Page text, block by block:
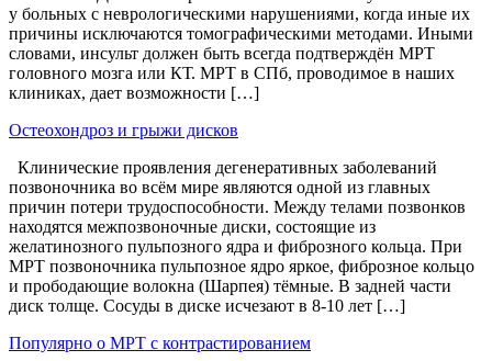
у больных с неврологическими нарушениями, когда иные их
причины исключаются томографическими методами. Иными
словами, инсульт должен быть всегда подтверждён МРТ
головного мозга или КТ. МРТ в СПб, проводимое в наших
клиниках, дает возможности […]
Остеохондроз и грыжи дисков
Клинические проявления дегенеративных заболеваний
позвоночника во всём мире являются одной из главных
причин потери трудоспособности. Между телами позвонков
находятся межпозвоночные диски, состоящие из
желатинозного пульпозного ядра и фиброзного кольца. При
МРТ позвоночника пульпозное ядро яркое, фиброзное кольцо
и прободающие волокна (Шарпея) тёмные. В задней части
диск толще. Сосуды в диске исчезают в 8-10 лет […]
Популярно о МРТ с контрастированием